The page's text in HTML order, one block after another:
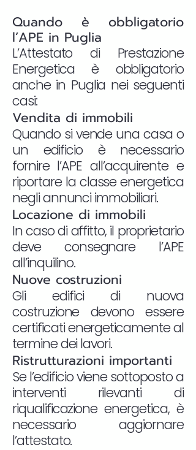
Quando è obbligatorio
l’APE in Puglia
L’Attestato di Prestazione
Energetica è obbligatorio
anche in Puglia nei seguenti
casi:
Vendita di immobili
Quando si vende una casa o
un edificio è necessario
fornire l’APE all’acquirente e
riportare la classe energetica
negli annunci immobiliari.
Locazione di immobili
In caso di affitto, il proprietario
deve consegnare l’APE
all’inquilino.
Nuove costruzioni
Gli edifici di nuova
costruzione devono essere
certificati energeticamente al
termine dei lavori.
Ristrutturazioni importanti
Se l’edificio viene sottoposto a
interventi rilevanti di
riqualificazione energetica, è
necessario aggiornare
l’attestato.